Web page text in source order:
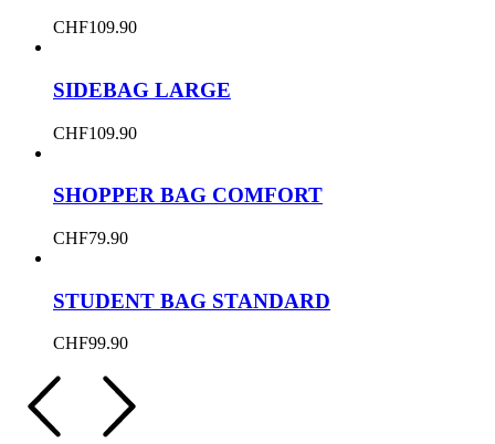
CHF109.90
SIDEBAG LARGE
CHF109.90
SHOPPER BAG COMFORT
CHF79.90
STUDENT BAG STANDARD
CHF99.90